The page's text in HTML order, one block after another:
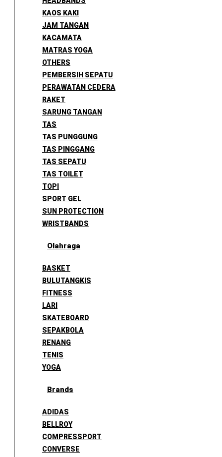
KAOS KAKI
JAM TANGAN
KACAMATA
MATRAS YOGA
OTHERS
PEMBERSIH SEPATU
PERAWATAN CEDERA
RAKET
SARUNG TANGAN
TAS
TAS PUNGGUNG
TAS PINGGANG
TAS SEPATU
TAS TOILET
TOPI
SPORT GEL
SUN PROTECTION
WRISTBANDS
Olahraga
BASKET
BULUTANGKIS
FITNESS
LARI
SKATEBOARD
SEPAKBOLA
RENANG
TENIS
YOGA
Brands
ADIDAS
BELLROY
COMPRESSPORT
CONVERSE